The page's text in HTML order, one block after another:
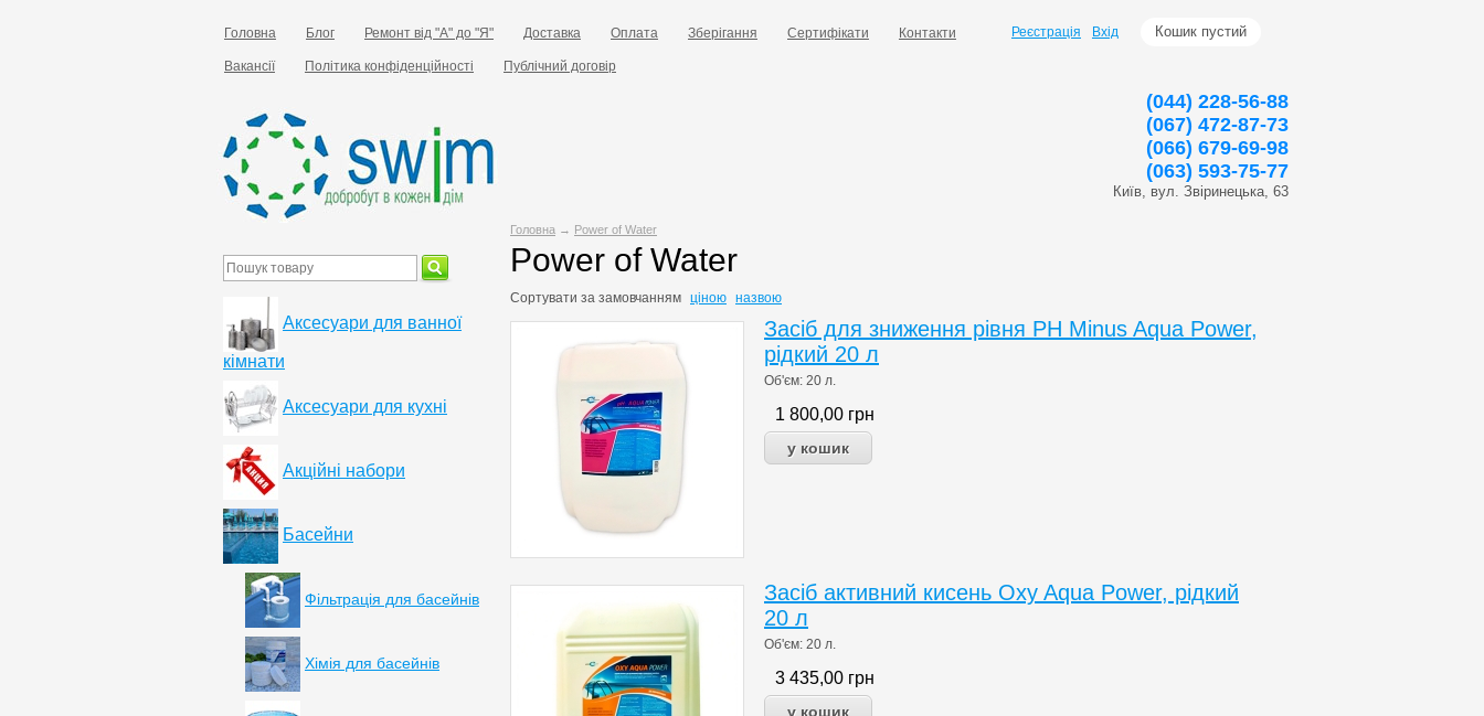
Головна Блог Ремонт від "А" до "Я" Доставка Оплата Зберігання Сертифікати Контакти
Вакансії Політика конфіденційності Публічний договір
Кошик пустий
Реєстрація Вхід
(044) 228-56-88
(067) 472-87-73
(066) 679-69-98
(063) 593-75-77
Київ, вул. Звіринецька, 63
Головна → Power of Water
Power of Water
Сортувати за замовчанням ціною назвою
Засіб для зниження рівня PH Minus Aqua Power,
рідкий 20 л
Об'єм: 20 л.
1 800,00 грн
Засіб активний кисень Oxy Aqua Power, рідкий
20 л
Об'єм: 20 л.
3 435,00 грн
Аксесуари для ванної
кімнати
Аксесуари для кухні
Акційні набори
Басейни
Фільтрація для басейнів
Хімія для басейнів